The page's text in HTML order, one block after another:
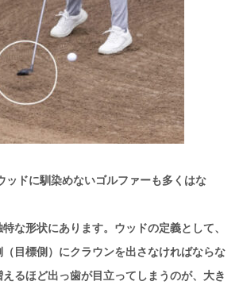
ッドに馴染めないゴルファーも多くはな
な形状にあります。ウッドの定義として、
目標側）にクラウンを出さなければならな
るほど出っ歯が目立ってしまうのが、大き